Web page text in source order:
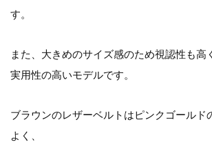
す。
また、大きめのサイズ感のため視認性も高
実用性の高いモデルです。
ブラウンのレザーベルトはピンクゴールド
よく、